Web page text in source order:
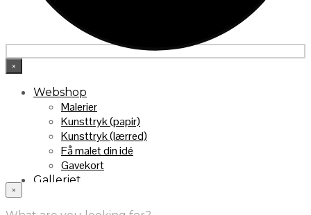
×
Webshop
Malerier
Kunsttryk (papir)
Kunsttryk (lærred)
Få malet din idé
Gavekort
Galleriet
Handelsebetingelser
×